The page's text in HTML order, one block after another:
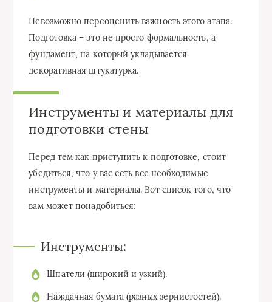
Невозможно переоценить важность этого этапа.
Подготовка – это не просто формальность, а
фундамент, на который укладывается
декоративная штукатурка.
Инструменты и материалы для
подготовки стены
Перед тем как приступить к подготовке, стоит
убедиться, что у вас есть все необходимые
инструменты и материалы. Вот список того, что
вам может понадобиться:
Инструменты:
Шпатели (широкий и узкий).
Наждачная бумага (разных зернистостей).